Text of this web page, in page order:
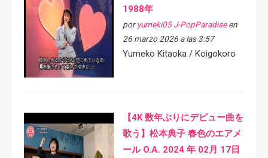
1988年
por yumeki05 J-PopParadiseen
26 marzo 2026 a las 3:57
Yumeko Kitaoka / Koigokoro
【4K 数年ぶりにデビュー曲を
歌う】松本典子 春色のエアメ
ール O.A. 2024 年 02月 17日